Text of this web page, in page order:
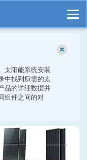
太阳能系统安装
中找到所需的太
品的详细数据并
组件之间的对